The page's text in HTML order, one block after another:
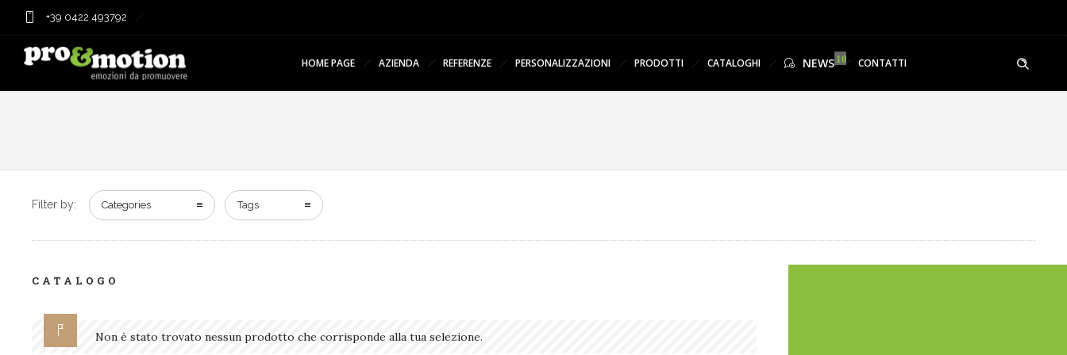
+39 0422 493792
HOME PAGE AZIENDA REFERENZE PERSONALIZZAZIONI PRODOTTI CATALOGHI NEWS CONTATTI
Filter by: Categories Tags
CATALOGO
Non è stato trovato nessun prodotto che corrisponde alla tua selezione.